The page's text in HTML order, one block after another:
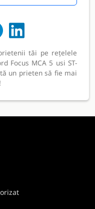
tăi pe rețelele
Focus MCA 5 usi ST-
un prieten să fie mai